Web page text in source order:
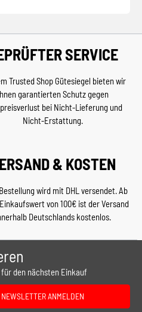
SERVICE
Trusted Shop Gütesiegel bieten wir
garantierten Schutz gegen
bei Nicht-Lieferung und
Nicht-Erstattung.
& KOSTEN
wird mit DHL versendet. Ab
von 100€ ist der Versand
Deutschlands kostenlos.
den nächsten Einkauf
ANMELDEN